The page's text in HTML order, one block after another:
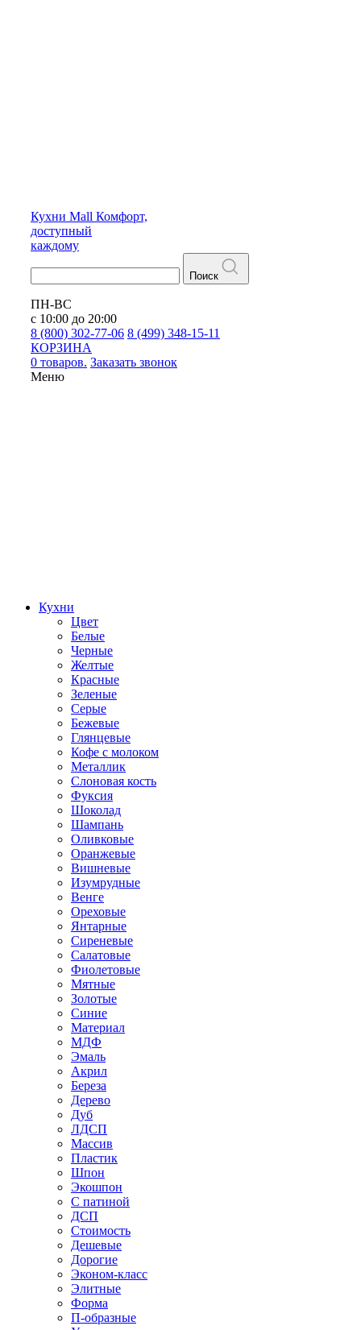
Кухни Mall Комфорт,
доступный
каждому
Поиск
ПН-ВС
с 10:00 до 20:00
8 (800) 302-77-06 8 (499) 348-15-11
КОРЗИНА
0 товаров. Заказать звонок
Меню
Кухни
Цвет
Белые
Черные
Желтые
Красные
Зеленые
Серые
Бежевые
Глянцевые
Кофе с молоком
Металлик
Слоновая кость
Фуксия
Шоколад
Шампань
Оливковые
Оранжевые
Вишневые
Изумрудные
Венге
Ореховые
Янтарные
Сиреневые
Салатовые
Фиолетовые
Мятные
Золотые
Синие
Материал
МДФ
Эмаль
Акрил
Береза
Дерево
Дуб
ЛДСП
Массив
Пластик
Шпон
Экошпон
С патиной
ДСП
Стоимость
Дешевые
Дорогие
Эконом-класс
Элитные
Форма
П-образные